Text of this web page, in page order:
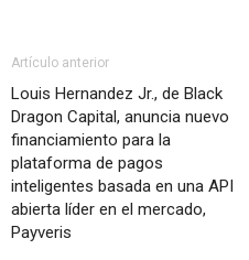
Artículo anterior
Louis Hernandez Jr., de Black
Dragon Capital, anuncia nuevo
financiamiento para la
plataforma de pagos
inteligentes basada en una API
abierta líder en el mercado,
Payveris